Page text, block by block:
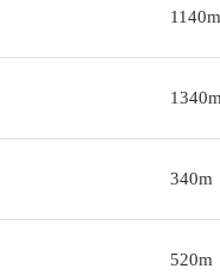
1140m
1340m
340m
520m